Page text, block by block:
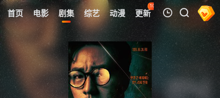
首页 电影 剧集 综艺 动漫 更新
106
热榜 APP
我的观影记录